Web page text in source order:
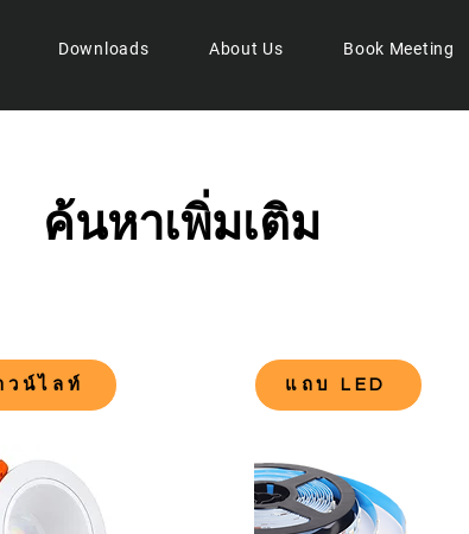
Downloads About Us Book Meeting
ค้นหาเพิ่มเติม
วน์ไลท์ แถบ LED